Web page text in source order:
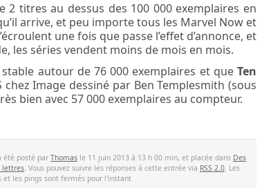
2 titres au dessus des 100 000 exemplaires en
arrive, et peu importe tous les Marvel Now et
une fois que passe l’effet d’annonce, et
les séries vendent moins de mois en mois.
autour de 76 000 exemplaires et que Ten
chez Image dessiné par Ben Templesmith (sous
bien avec 57 000 exemplaires au compteur.
été posté par Thomas le 11 juin 2013 à 13 h 00 min, et placée dans Des
lettres. Vous pouvez suivre les réponses à cette entrée via RSS 2.0. Les
et les pings sont fermés pour l'instant